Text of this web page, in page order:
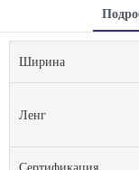
Ширина
Ленг